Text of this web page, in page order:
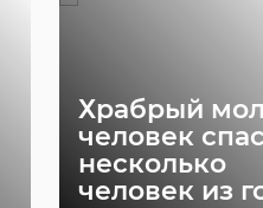
Храбрый
человек
несколько
человек из